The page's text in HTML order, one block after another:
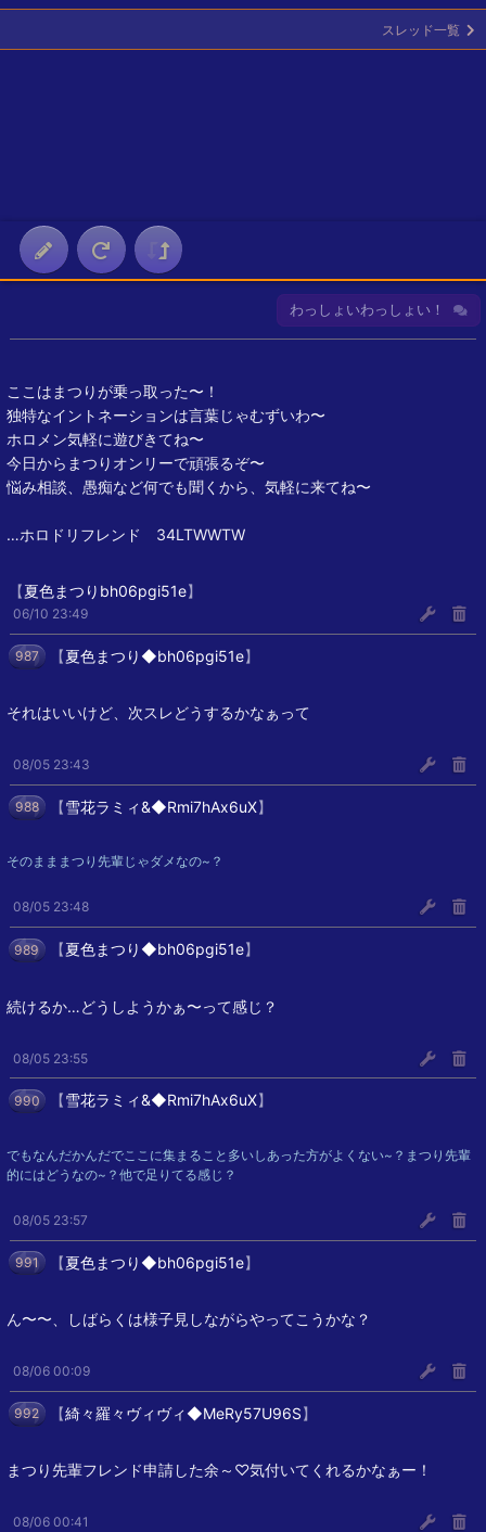
スレッド一覧
わっしょいわっしょい！
ここはまつりが乗っ取った〜！
独特なイントネーションは言葉じゃむずいわ〜
ホロメン気軽に遊びきてね〜
今日からまつりオンリーで頑張るぞ〜
悩み相談、愚痴など何でも聞くから、気軽に来てね〜
…ホロドリフレンド 34LTWWTW
【夏色まつりbh06pgi51e】
06/10 23:49
987 【夏色まつり◆bh06pgi51e】
それはいいけど、次スレどうするかなぁって
08/05 23:43
988 【雪花ラミィ&◆Rmi7hAx6uX】
そのまままつり先輩じゃダメなの~？
08/05 23:48
989 【夏色まつり◆bh06pgi51e】
続けるか…どうしようかぁ〜って感じ？
08/05 23:55
990 【雪花ラミィ&◆Rmi7hAx6uX】
でもなんだかんだでここに集まること多いしあった方がよくない~？まつり先輩
的にはどうなの~？他で足りてる感じ？
08/05 23:57
991 【夏色まつり◆bh06pgi51e】
ん〜〜、しばらくは様子見しながらやってこうかな？
08/06 00:09
992 【綺々羅々ヴィヴィ◆MeRy57U96S】
まつり先輩フレンド申請した余～♡気付いてくれるかなぁー！
08/06 00:41